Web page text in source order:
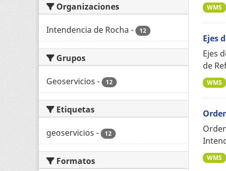
Organizaciones
Intendencia de Rocha - 12
Grupos
Geoservicios - 12
Etiquetas
geoservicios - 12
Formatos
WMS
Ejes
Ejes
de
WMS
WMS